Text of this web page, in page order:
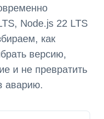
Node.js 22 LTS
как
версию,
и не превратить
аварию.